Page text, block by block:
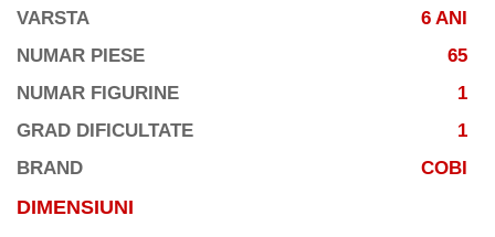
VARSTA
6 ANI
NUMAR PIESE
65
NUMAR FIGURINE
1
GRAD DIFICULTATE
1
BRAND
COBI
DIMENSIUNI